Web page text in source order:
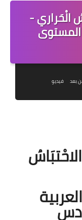
الاحْتبَاسُ الْحَراري -
المستوى
بعد
فيديو
8 : الاحْتبَاسُ